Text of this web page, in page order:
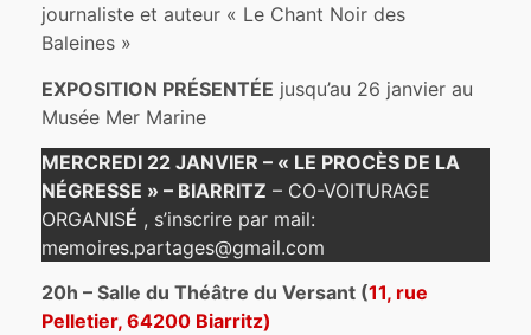
journaliste et auteur « Le Chant Noir des
Baleines »
EXPOSITION PRÉSENTÉE jusqu’au 26 janvier au
Musée Mer Marine
MERCREDI 22 JANVIER – « LE PROCÈS DE LA
NÉGRESSE » – BIARRITZ – CO-VOITURAGE
ORGANISÉ , s’inscrire par mail:
memoires.partages@gmail.com
20h – Salle du Théâtre du Versant (11, rue
Pelletier, 64200 Biarritz)